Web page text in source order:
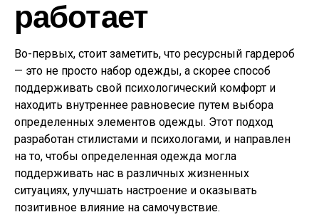
работает
Во-первых, стоит заметить, что ресурсный гардероб
— это не просто набор одежды, а скорее способ
поддерживать свой психологический комфорт и
находить внутреннее равновесие путем выбора
определенных элементов одежды. Этот подход
разработан стилистами и психологами, и направлен
на то, чтобы определенная одежда могла
поддерживать нас в различных жизненных
ситуациях, улучшать настроение и оказывать
позитивное влияние на самочувствие.